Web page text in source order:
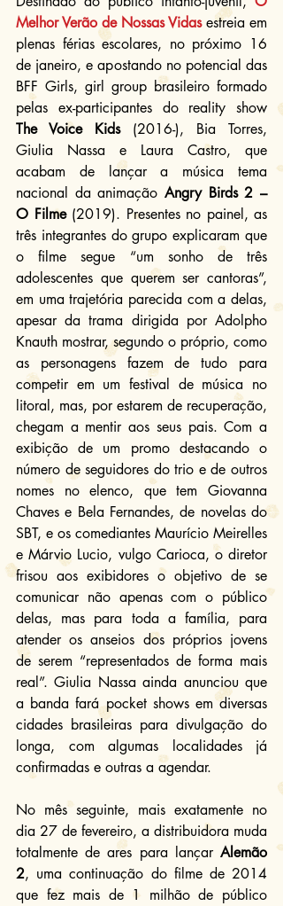
Melhor Verão de Nossas Vidas estreia em
plenas férias escolares, no próximo 16
de janeiro, e apostando no potencial das
BFF Girls, girl group brasileiro formado
The Voice Kids (2016-), Bia Torres,
Giulia Nassa e Laura Castro, que
acabam de lançar a música tema
nacional da animação Angry Birds 2 –
O Filme (2019). Presentes no painel, as
três integrantes do grupo explicaram que
o filme segue “um sonho de três
adolescentes que querem ser cantoras”,
em uma trajetória parecida com a delas,
apesar da trama dirigida por Adolpho
Knauth mostrar, segundo o próprio, como
as personagens fazem de tudo para
competir em um festival de música no
litoral, mas, por estarem de recuperação,
chegam a mentir aos seus pais. Com a
exibição de um promo destacando o
número de seguidores do trio e de outros
nomes no elenco, que tem Giovanna
Chaves e Bela Fernandes, de novelas do
SBT, e os comediantes Maurício Meirelles
e Márvio Lucio, vulgo Carioca, o diretor
frisou aos exibidores o objetivo de se
comunicar não apenas com o público
delas, mas para toda a família, para
atender os anseios dos próprios jovens
de serem “representados de forma mais
real”. Giulia Nassa ainda anunciou que
a banda fará pocket shows em diversas
cidades brasileiras para divulgação do
longa, com algumas localidades já
confirmadas e outras a agendar.
No mês seguinte, mais exatamente no
dia 27 de fevereiro, a distribuidora muda
totalmente de ares para lançar Alemão
2, uma continuação do filme de 2014
que fez mais de 1 milhão de público